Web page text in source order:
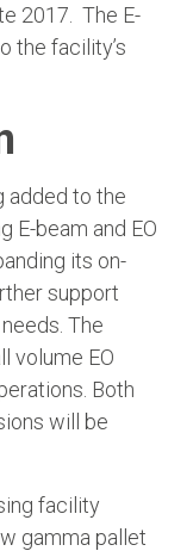
2017. The E-
the facility’s
added to the
E-beam and EO
its on-
support
The
volume EO
Both
will be
facility
gamma pallet